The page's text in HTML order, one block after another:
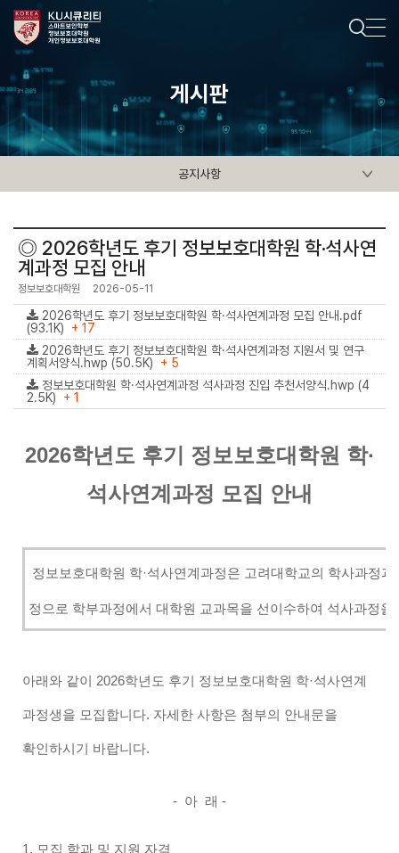
게시판
공지사항
◎ 2026학년도 후기 정보보호대학원 학·석사연
계과정 모집 안내
정보보호대학원 2026-05-11
2026학년도 후기 정보보호대학원 학·석사연계과정 모집 안내.pdf
(93.1K) + 17
2026학년도 후기 정보보호대학원 학·석사연계과정 지원서 및 연구
계획서양식.hwp (50.5K) + 5
정보보호대학원 학·석사연계과정 석사과정 진입 추천서양식.hwp (4
2.5K) + 1
2026학년도 후기 정보보호대학원 학·
석사연계과정 모집 안내
정보보호대학원 학·석사연계과정은 고려대학교의 학사과정
정으로 학부과정에서 대학원 교과목을 선이수하여 석사과정
아래와 같이 2026학년도 후기 정보보호대학원 학·석사연계
과정생을 모집합니다. 자세한 사항은 첨부의 안내문을
확인하시기 바랍니다.
- 아 래 -
1. 모집 학과 및 지원 자격